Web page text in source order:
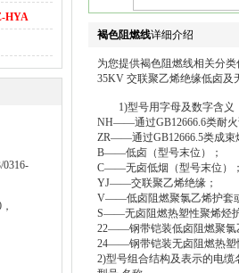
HYA
0316-
褐色阻燃线详细介绍
为您提供褐色阻燃线相关分
35KV 交联聚乙烯绝缘低卤
1)型号用字母及数字含义
NH——通过GB12666.6类耐
ZR——通过GB12666.5类成束
B——低卤（型号末位）；
C——无卤低烟（型号末位）
YJ——交联聚乙烯绝缘；
V——低卤阻燃聚氯乙烯护套
S——无卤阻燃热塑性聚烯烃
22——钢带铠装低卤阻燃聚氯
24——钢带铠装无卤阻燃热塑
2)型号组合结构及表示的电